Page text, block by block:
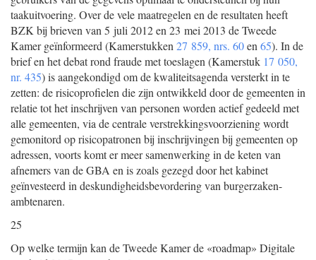
taakuitvoering. Over de vele maatregelen en de resultaten heeft
BZK bij brieven van 5 juli 2012 en 23 mei 2013 de Tweede
Kamer geïnformeerd (Kamerstukken 27 859, nrs. 60en 65). In de
brief en het debat rond fraude met toeslagen (Kamerstuk 17 050,
nr. 435) is aangekondigd om de kwaliteitsagenda versterkt in te
zetten: de risicoprofielen die zijn ontwikkeld door de gemeenten in
relatie tot het inschrijven van personen worden actief gedeeld met
alle gemeenten, via de centrale verstrekkingsvoorziening wordt
gemonitord op risicopatronen bij inschrijvingen bij gemeenten op
adressen, voorts komt er meer samenwerking in de keten van
afnemers van de GBA en is zoals gezegd door het kabinet
geïnvesteerd in deskundigheidsbevordering van burgerzaken-
ambtenaren.
25
Op welke termijn kan de Tweede Kamer de «roadmap» Digitale